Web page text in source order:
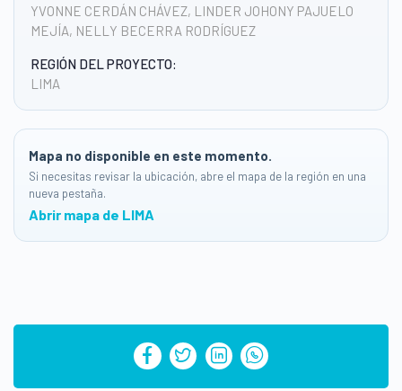
YVONNE CERDÁN CHÁVEZ, LINDER JOHONY PAJUELO
MEJÍA, NELLY BECERRA RODRÍGUEZ
REGIÓN DEL PROYECTO:
LIMA
Mapa no disponible en este momento.
Si necesitas revisar la ubicación, abre el mapa de la región en una
nueva pestaña.
Abrir mapa de LIMA